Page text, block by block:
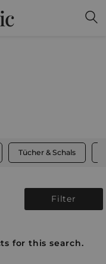
Tücher & Schals
Filter
for this search.